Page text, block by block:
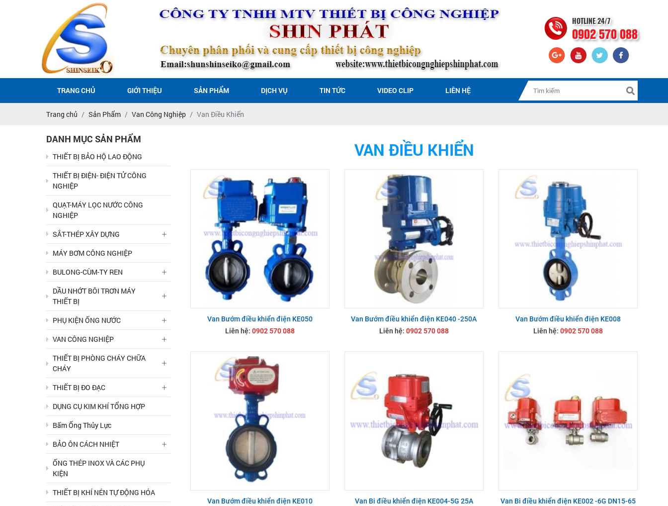
HOTLINE 24/7
0902 570 088
TRANG CHỦ GIỚI THIỆU SẢN PHẨM DỊCH VỤ TIN TỨC VIDEO CLIP LIÊN HỆ
Trang chủ Sản Phẩm Van Công Nghiệp Van Điều Khiển
DANH MỤC SẢN PHẨM
THIẾT BỊ BẢO HỘ LAO ĐỘNG
THIẾT BỊ ĐIỆN- ĐIỆN TỬ CÔNG
NGHIỆP
QUẠT-MÁY LỌC NƯỚC CÔNG
NGHIỆP
SẮT-THÉP XÂY DỰNG
MÁY BƠM CÔNG NGHIỆP
BULONG-CÙM-TY REN
DẦU NHỚT BÔI TRƠN MÁY
THIẾT BỊ
PHỤ KIỆN ỐNG NƯỚC
VAN CÔNG NGHIỆP
THIẾT BỊ PHÒNG CHÁY CHỮA
CHÁY
THIẾT BỊ ĐO ĐẠC
DỤNG CỤ KIM KHÍ TỔNG HỢP
Bấm Ống Thủy Lực
BẢO ÔN CÁCH NHIỆT
ỐNG THÉP INOX VÀ CÁC PHỤ
KIỆN
THIẾT BỊ KHÍ NÉN TỰ ĐỘNG HÓA
VAN ĐIỀU KHIỂN
Van Bướm điều khiển điện KE050
Liên hệ: 0902 570 088
Van Bướm điều khiển điện KE040 -250A
Liên hệ: 0902 570 088
Van Bướm điều khiển điện KE008
Liên hệ: 0902 570 088
Van Bướm điều khiển điện KE010
Van Bi điều khiển điện KE004-5G 25A
Van Bi điều khiển điện KE002 -6G DN15-65